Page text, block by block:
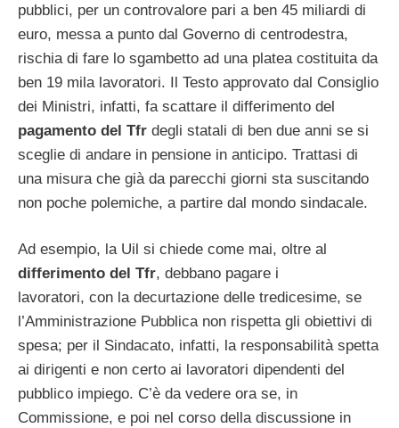
pubblici, per un controvalore pari a ben 45 miliardi di
euro, messa a punto dal Governo di centrodestra,
rischia di fare lo sgambetto ad una platea costituita da
ben 19 mila lavoratori. Il Testo approvato dal Consiglio
dei Ministri, infatti, fa scattare il differimento del
pagamento del Tfr degli statali di ben due anni se si
sceglie di andare in pensione in anticipo. Trattasi di
una misura che già da parecchi giorni sta suscitando
non poche polemiche, a partire dal mondo sindacale.
Ad esempio, la Uil si chiede come mai, oltre al
differimento del Tfr, debbano pagare i
lavoratori, con la decurtazione delle tredicesime, se
l’Amministrazione Pubblica non rispetta gli obiettivi di
spesa; per il Sindacato, infatti, la responsabilità spetta
ai dirigenti e non certo ai lavoratori dipendenti del
pubblico impiego. C’è da vedere ora se, in
Commissione, e poi nel corso della discussione in